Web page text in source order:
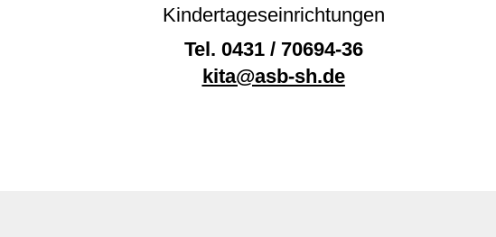
Kindertageseinrichtungen
Tel. 0431 / 70694-36
kita@asb-sh.de